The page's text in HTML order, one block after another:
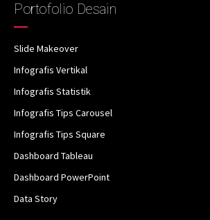
Portofolio Desain
Slide Makeover
Infografis Vertikal
Infografis Statistik
Infografis Tips Carousel
Infografis Tips Square
Dashboard Tableau
Dashboard PowerPoint
Data Story